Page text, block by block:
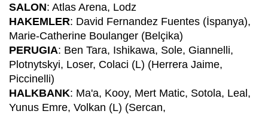
SALON: Atlas Arena, Lodz
HAKEMLER: David Fernandez Fuentes (İspanya),
Marie-Catherine Boulanger (Belçika)
PERUGIA: Ben Tara, Ishikawa, Sole, Giannelli,
Plotnytskyi, Loser, Colaci (L) (Herrera Jaime,
Piccinelli)
HALKBANK: Ma'a, Kooy, Mert Matic, Sotola, Leal,
Yunus Emre, Volkan (L) (Sercan,